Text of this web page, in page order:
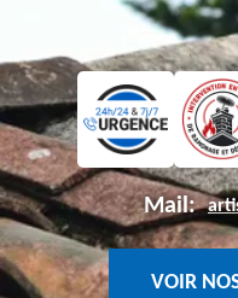
Mail:
VOIR